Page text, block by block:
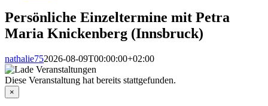
Persönliche Einzeltermine mit Petra
Maria Knickenberg (Innsbruck)
nathalie752026-08-09T00:00:00+02:00
Diese Veranstaltung hat bereits stattgefunden.
×